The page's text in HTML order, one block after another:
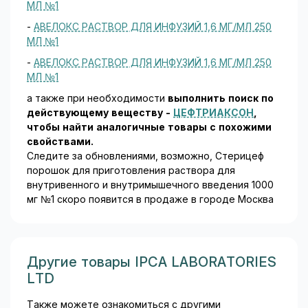
Влияние на результаты лабораторных и
инструментальных исследований:
Пострегистрационное наблюдение
Ниже описаны побочные явления, наблюдавшиеся
при применении препарата Стерицеф® в
пострегистрационном периоде. Определение
частот наблюдавшихся побочных явлений, а также
их связи с применением цефтриаксона не всегда
возможно, так как невозможно установить точный
размер популяции пациентов.
Нарушения со стороны системы крови и
лимфатической системы:
МЛ №1
- АВЕЛОКС РАСТВОР ДЛЯ ИНФУЗИЙ 1,6 МГ/МЛ 250
МЛ №1
- АВЕЛОКС РАСТВОР ДЛЯ ИНФУЗИЙ 1,6 МГ/МЛ 250
МЛ №1
а также при необходимости выполнить поиск по
действующему веществу - ЦЕФТРИАКСОН ,
чтобы найти аналогичные товары c похожими
свойствами.
Следите за обновлениями, возможно, Стерицеф
порошок для приготовления раствора для
внутривенного и внутримышечного введения 1000
мг №1 скоро появится в продаже в городе Москва
Другие товары IPCA LABORATORIES
LTD
Также можете ознакомиться с другими